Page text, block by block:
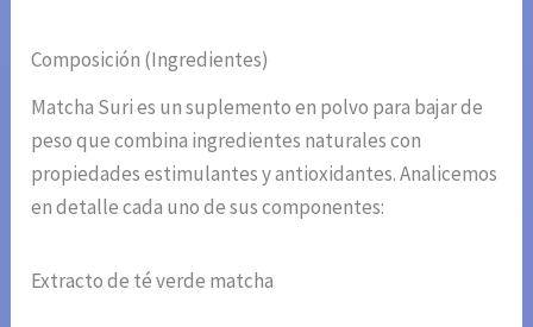
Composición (Ingredientes)
Matcha Suri es un suplemento en polvo para bajar de
peso que combina ingredientes naturales con
propiedades estimulantes y antioxidantes. Analicemos
en detalle cada uno de sus componentes:
Extracto de té verde matcha